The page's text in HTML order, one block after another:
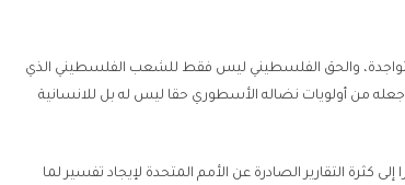
والحق الفلسطيني ليس فقط للشعب الفلسطيني الذي
من أولويات نضاله الأسطوري حقا ليس له بل للانسانية
التقارير الصادرة عن الأمم المتحدة لإيجاد تفسير لما